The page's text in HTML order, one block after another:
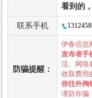
看到的
联系手机
防骗提醒：
伊春信息
发布者手
活、网络
收取费用
你往外掏
谨防诈骗